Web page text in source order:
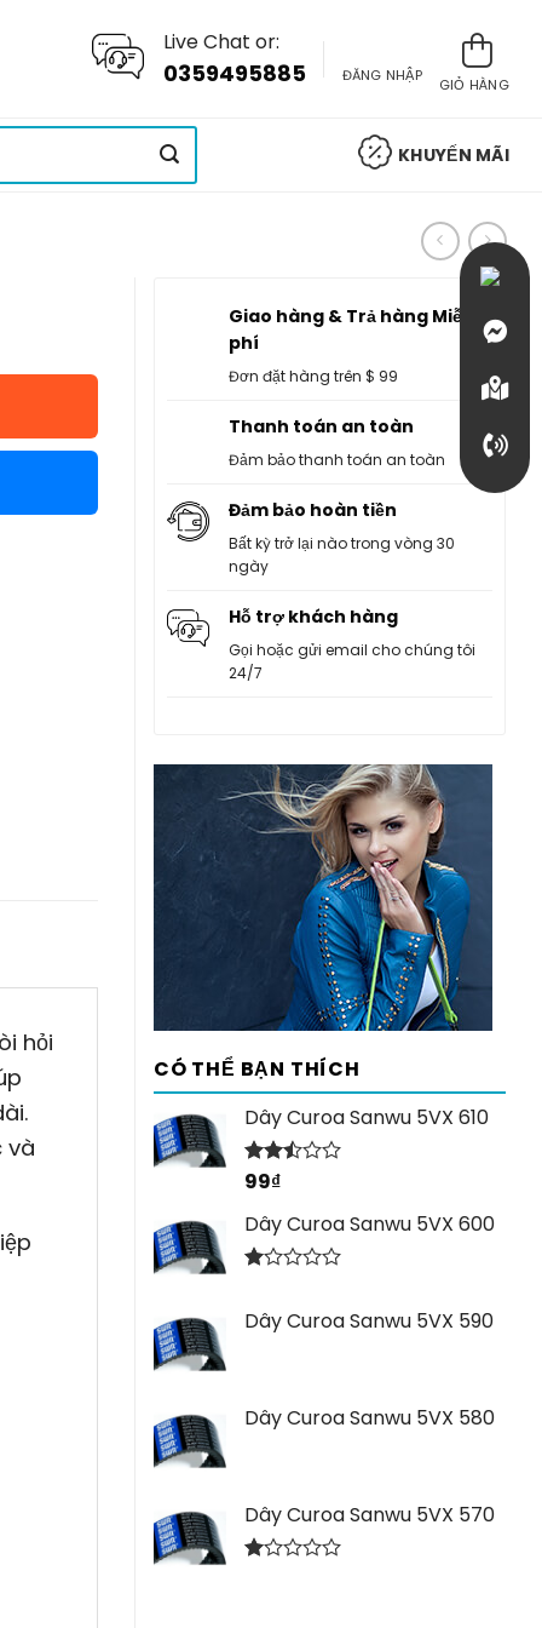
Live Chat or:
0359495885 ĐĂNG NHẬP
GIỎ HÀNG
KHUYẾN MÃI
Giao hàng & Trả hàng Miễn
phí
Đơn đặt hàng trên $ 99
Thanh toán an toàn
Đảm bảo thanh toán an toàn
Đảm bảo hoàn tiền
Bất kỳ trở lại nào trong vòng 30
ngày
Hỗ trợ khách hàng
Gọi hoặc gửi email cho chúng tôi
24/7
CÓ THỂ BẠN THÍCH
Dây Curoa Sanwu 5VX 610
Được
hạng
2.44
5 sao
99₫
Dây Curoa Sanwu 5VX 600
hạng
Dây Curoa Sanwu 5VX 590
Dây Curoa Sanwu 5VX 580
Dây Curoa Sanwu 5VX 570
hỏi
và